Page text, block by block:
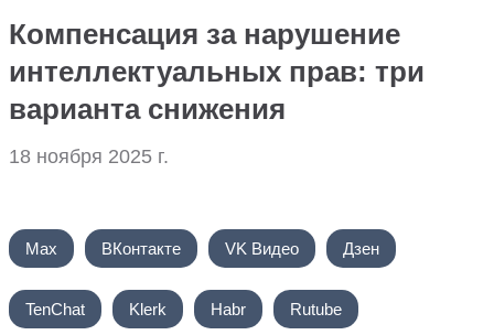
Компенсация за нарушение
интеллектуальных прав: три
варианта снижения
18 ноября 2025 г.
Max ВКонтакте VK Видео Дзен
TenChat Klerk Habr Rutube